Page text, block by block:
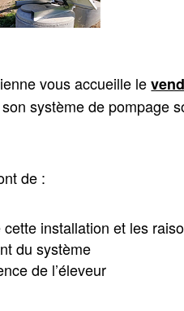
vous accueille le
système de pompage
de :
installation et les
du système
de l’éleveur